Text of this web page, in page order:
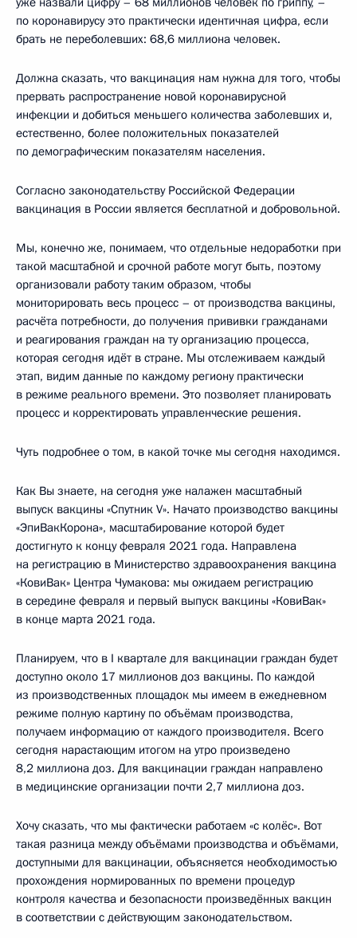
по коронавирусу это практически идентичная цифра, если
брать не переболевших: 68,6 миллиона человек.
Должна сказать, что вакцинация нам нужна для того, чтобы
прервать распространение новой коронавирусной
инфекции и добиться меньшего количества заболевших и,
естественно, более положительных показателей
по демографическим показателям населения.
Согласно законодательству Российской Федерации
вакцинация в России является бесплатной и добровольной.
Мы, конечно же, понимаем, что отдельные недоработки при
такой масштабной и срочной работе могут быть, поэтому
организовали работу таким образом, чтобы
мониторировать весь процесс – от производства вакцины,
расчёта потребности, до получения прививки гражданами
и реагирования граждан на ту организацию процесса,
которая сегодня идёт в стране. Мы отслеживаем каждый
этап, видим данные по каждому региону практически
в режиме реального времени. Это позволяет планировать
процесс и корректировать управленческие решения.
Чуть подробнее о том, в какой точке мы сегодня находимся.
Как Вы знаете, на сегодня уже налажен масштабный
выпуск вакцины «Спутник V». Начато производство вакцины
«ЭпиВакКорона», масштабирование которой будет
достигнуто к концу февраля 2021 года. Направлена
на регистрацию в Министерство здравоохранения вакцина
«КовиВак» Центра Чумакова: мы ожидаем регистрацию
в середине февраля и первый выпуск вакцины «КовиВак»
в конце марта 2021 года.
Планируем, что в I квартале для вакцинации граждан будет
доступно около 17 миллионов доз вакцины. По каждой
из производственных площадок мы имеем в ежедневном
режиме полную картину по объёмам производства,
получаем информацию от каждого производителя. Всего
сегодня нарастающим итогом на утро произведено
8,2 миллиона доз. Для вакцинации граждан направлено
в медицинские организации почти 2,7 миллиона доз.
Хочу сказать, что мы фактически работаем «с колёс». Вот
такая разница между объёмами производства и объёмами,
доступными для вакцинации, объясняется необходимостью
прохождения нормированных по времени процедур
контроля качества и безопасности произведённых вакцин
в соответствии с действующим законодательством.